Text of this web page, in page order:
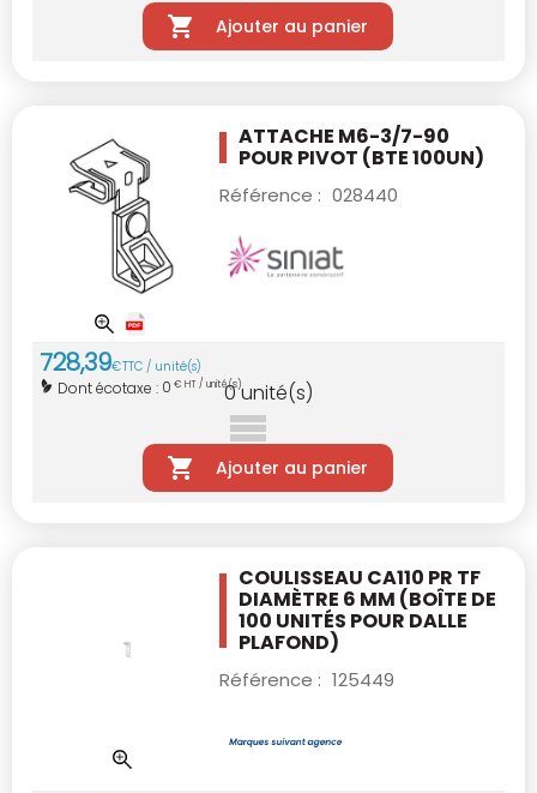
Ajouter au panier
ATTACHE M6-3/7-90
POUR PIVOT (BTE 100UN)
Référence : 028440
728,39€TTC / unité(s)
Dont écotaxe : 0 € HT / unité(s)
0unité(s)
Ajouter au panier
COULISSEAU CA110 PR TF
DIAMÈTRE 6 MM (BOÎTE DE
100 UNITÉS POUR DALLE
PLAFOND)
Référence : 125449